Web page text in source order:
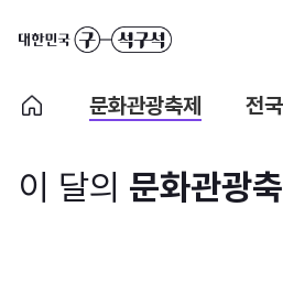
문화관광축제 전
이 달의 문화관광